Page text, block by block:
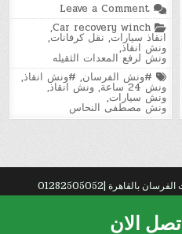
Leave a Comment
ونش
الفرسان
لإنقاذ
في
عباس
العقاد
24
أسرع
Posted
in
Car recovery winch
,
انقاذ سيارات, نقل كرفانات,
ونش انقاذ,
ونش لرفع المعدات الثقيله
Tagged
#ونش الفرسان, #ونش انقاذ,
ونش 24 ساعة ,ونش انقاذ,
ونش سيارات,
ونش مصطفى النحاس
اتصل الان